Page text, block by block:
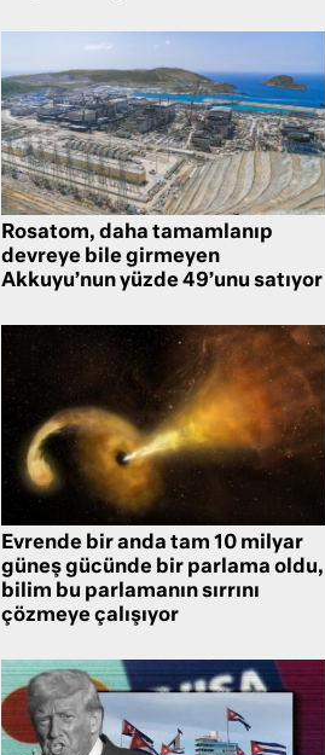
Rosatom, daha tamamlanıp
devreye bile girmeyen
Akkuyu’nun yüzde 49’unu satıyor
Evrende bir anda tam 10 milyar
güneş gücünde bir parlama oldu,
bilim bu parlamanın sırrını
çözmeye çalışıyor